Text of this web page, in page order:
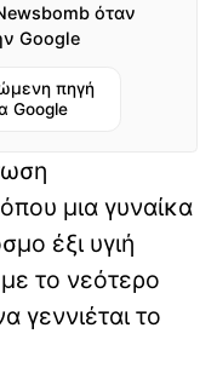
όταν
Google
πηγή
Google
μια γυναίκα
έξι υγιή
με το νεότερο
γεννιέται το